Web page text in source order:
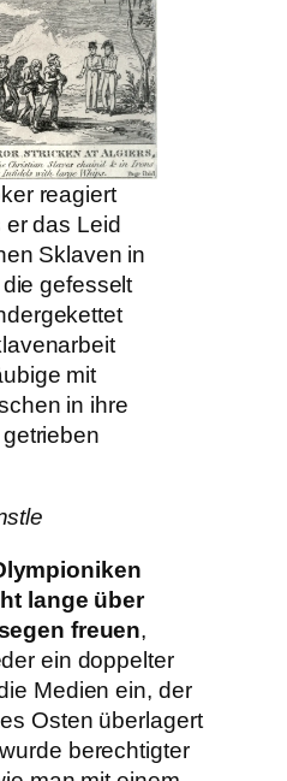
reagiert
er das Leid
Sklaven in
gefesselt
mit
in ihre
lange über
freuen,
ein doppelter
Medien ein, der
Osten überlagert
berechtigter